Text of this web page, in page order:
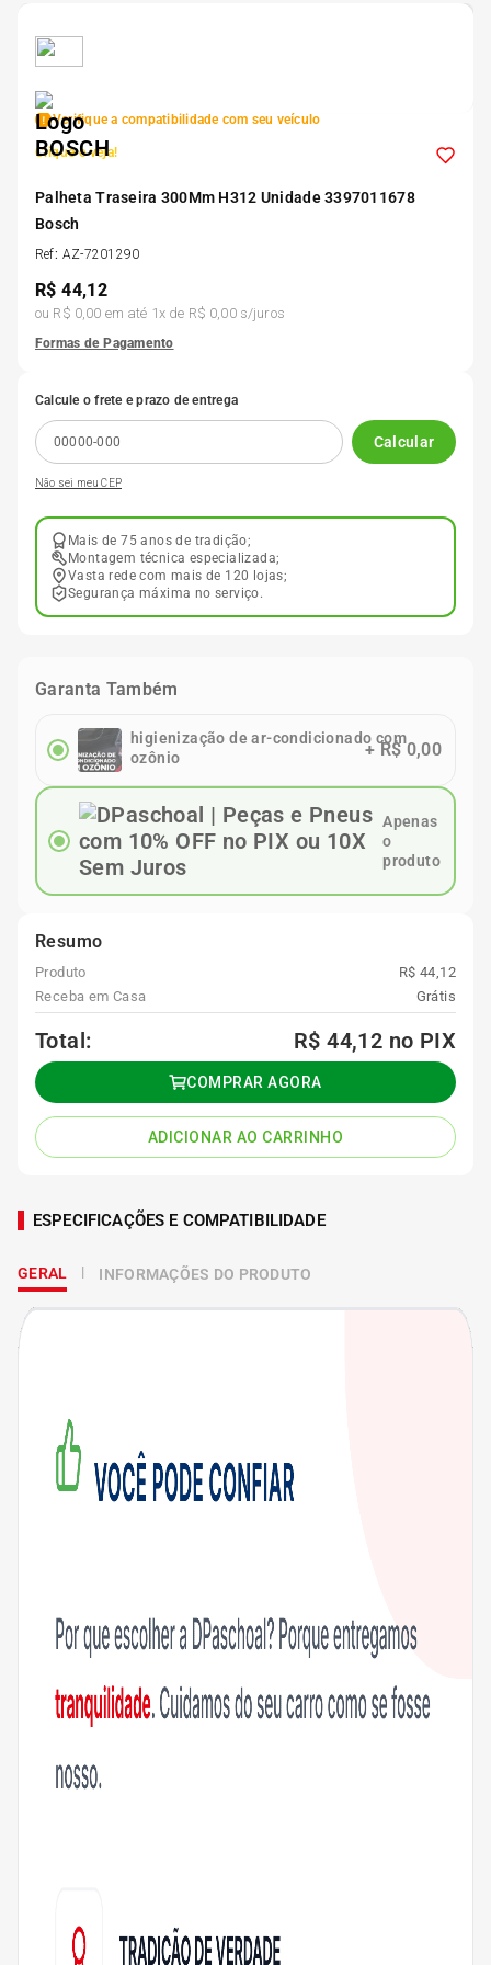
Verifique a compatibilidade com seu veículo
Clique e veja!
Palheta Traseira 300Mm H312 Unidade 3397011678
Bosch
Ref: AZ-7201290
R$44,12
ou R$ 0,00 em até 1x de R$ 0,00s/juros
Formas de Pagamento
Calcule o frete e prazo de entrega
Calcular
Não sei meu CEP
Mais de 75 anos de tradição;
Montagem técnica especializada;
Vasta rede com mais de 120 lojas;
Segurança máxima no serviço.
Garanta Também
higienização de ar-condicionado com
ozônio
+R$ 0,00
Apenas
o
produto
Resumo
Produto
R$ 44,12
Receba em Casa
Grátis
Total: R$ 44,12 no PIX
COMPRAR AGORA
ADICIONAR AO CARRINHO
ESPECIFICAÇÕES E COMPATIBILIDADE
GERAL INFORMAÇÕES DO PRODUTO
5º
7
8º
9º 175 65 14